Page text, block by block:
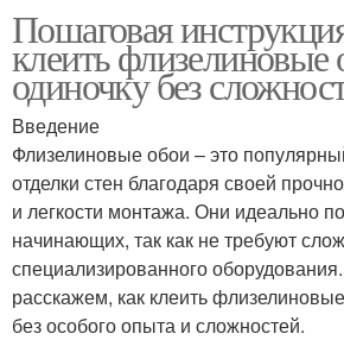
Пошаговая
клеить флизелиновые
одиночку без
Введение
Флизелиновые обои – это
отделки стен благодаря своей
и легкости монтажа. Они идеально
начинающих, так как не требуют
специализированного
расскажем, как клеить
без особого опыта и сложностей.